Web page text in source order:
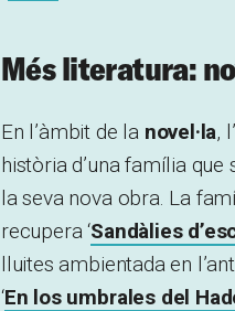
Més literatura:
En l’àmbit de la novel·la,
història d’una família
la seva nova obra. La
recupera ‘Sandàlies
lluites ambientada en
‘En los umbrales del